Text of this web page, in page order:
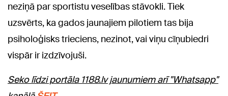
neziņā par sportistu veselības stāvokli. Tiek
uzsvērts, ka gados jaunajiem pilotiem tas bija
psiholoģisks trieciens, nezinot, vai viņu cīņubiedri
vispār ir izdzīvojuši.
Seko līdzi portāla 1188.lv jaunumiem arī "Whatsapp"